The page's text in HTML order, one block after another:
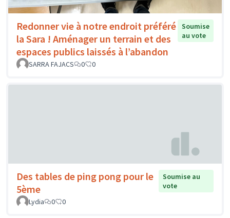
Redonner vie à notre endroit préféré
la Sara ! Aménager un terrain et des
espaces publics laissés à l’abandon
Soumise
au vote
SARRA FAJACS 0 0
Des tables de ping pong pour le
5ème
Soumise au
vote
Lydia
0 0